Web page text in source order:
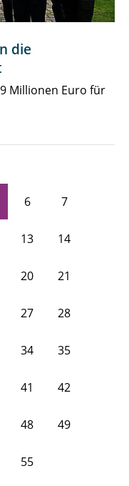
die
Millionen Euro für
6 7
13 14
20 21
27 28
34 35
41 42
48 49
55